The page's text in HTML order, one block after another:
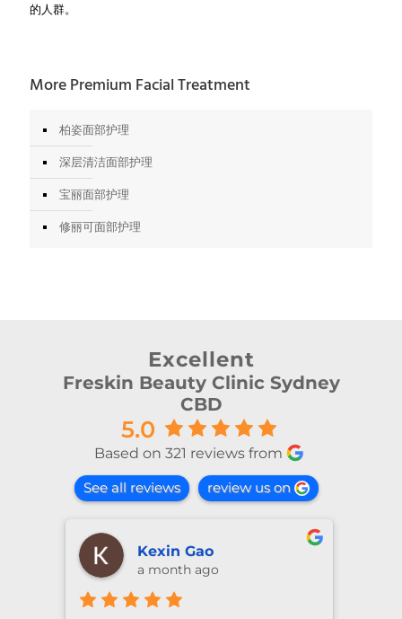
的人群。
More Premium Facial Treatment
柏姿面部护理
深层清洁面部护理
宝丽面部护理
修丽可面部护理
Excellent
Freskin Beauty Clinic Sydney
CBD
5.0
Based on 321 reviews from
See all reviews review us on
shiya lu
2 months ago